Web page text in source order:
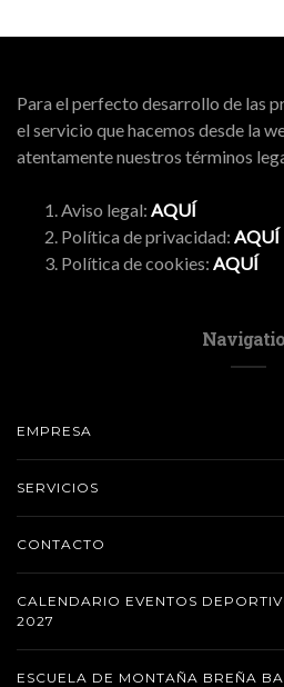
Para el perfecto desarrollo de las
el servicio que hacemos desde la
atentamente nuestros términos
Aviso legal: AQUÍ
Política de privacidad: AQUÍ
Política de cookies: AQUÍ
EMPRESA
SERVICIOS
CONTACTO
CALENDARIO EVENTOS
2027
ESCUELA DE MONTAÑA BREÑA